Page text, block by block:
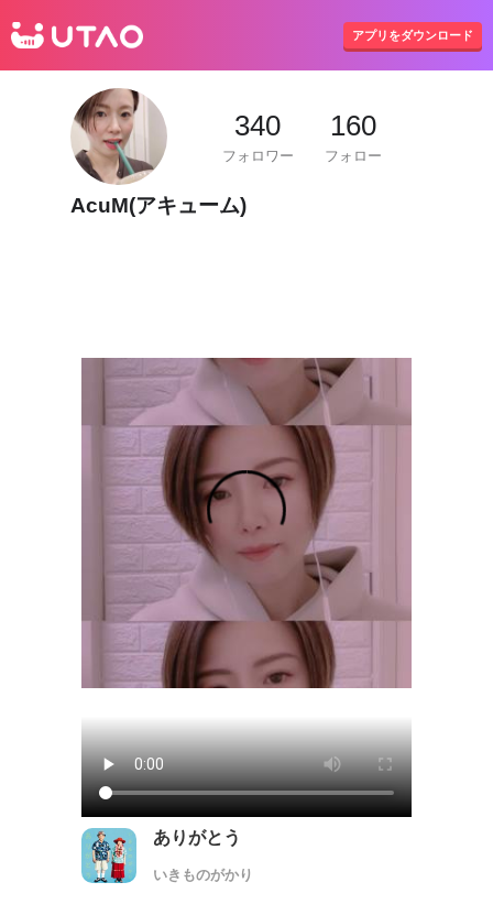
アプリをダウンロード
340
フォロワー
160
フォロー
AcuM(アキューム)
ありがとう
いきものがかり